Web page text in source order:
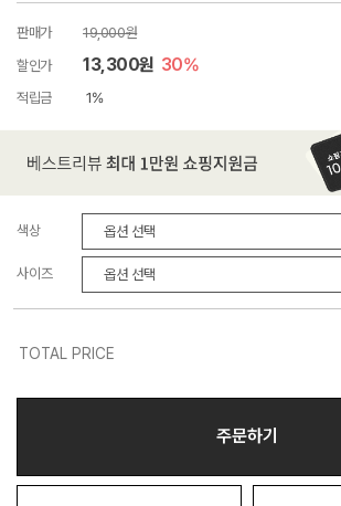
판매가
19,000원
할인가
13,300원 30%
적립금 1%
색상
사이즈
TOTAL PRICE
주문하기